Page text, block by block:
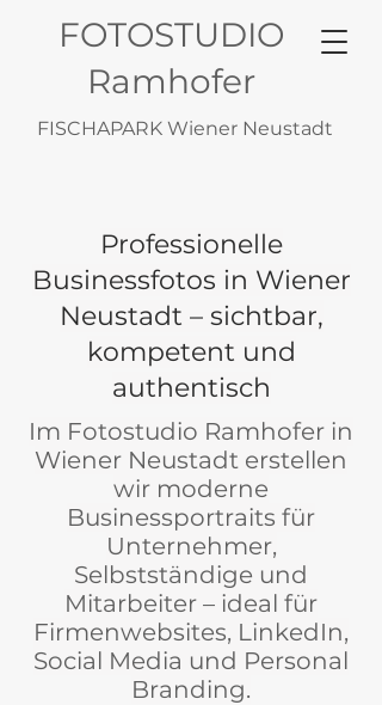
FOTOSTUDIO
Ramhofer
FISCHAPARK Wiener Neustadt
Professionelle
Businessfotos in Wiener
Neustadt – sichtbar,
kompetent und
authentisch
Im Fotostudio Ramhofer in
Wiener Neustadt erstellen
wir moderne
Businessportraits für
Unternehmer,
Selbstständige und
Mitarbeiter – ideal für
Firmenwebsites, LinkedIn,
Social Media und Personal
Branding.